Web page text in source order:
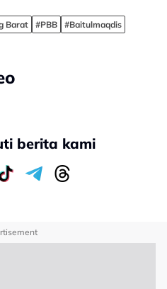
Barat #PBB
#Baitulmaqdis
berita kami